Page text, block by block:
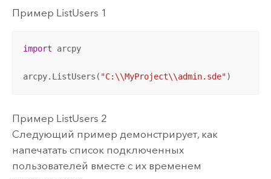
Пример ListUsers 1
import arcpy
arcpy.ListUsers( "C:\\MyProject\\admin.sde")
Пример ListUsers 2
Следующий пример демонстрирует, как
напечатать список подключенных
пользователей вместе с их временем